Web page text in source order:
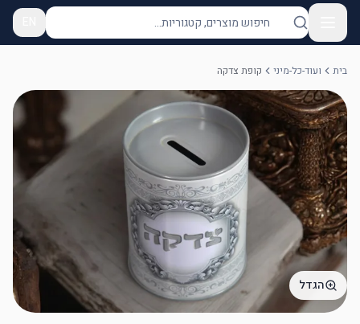
בית ועוד-כל-מיני קופת צדקה
הגדל